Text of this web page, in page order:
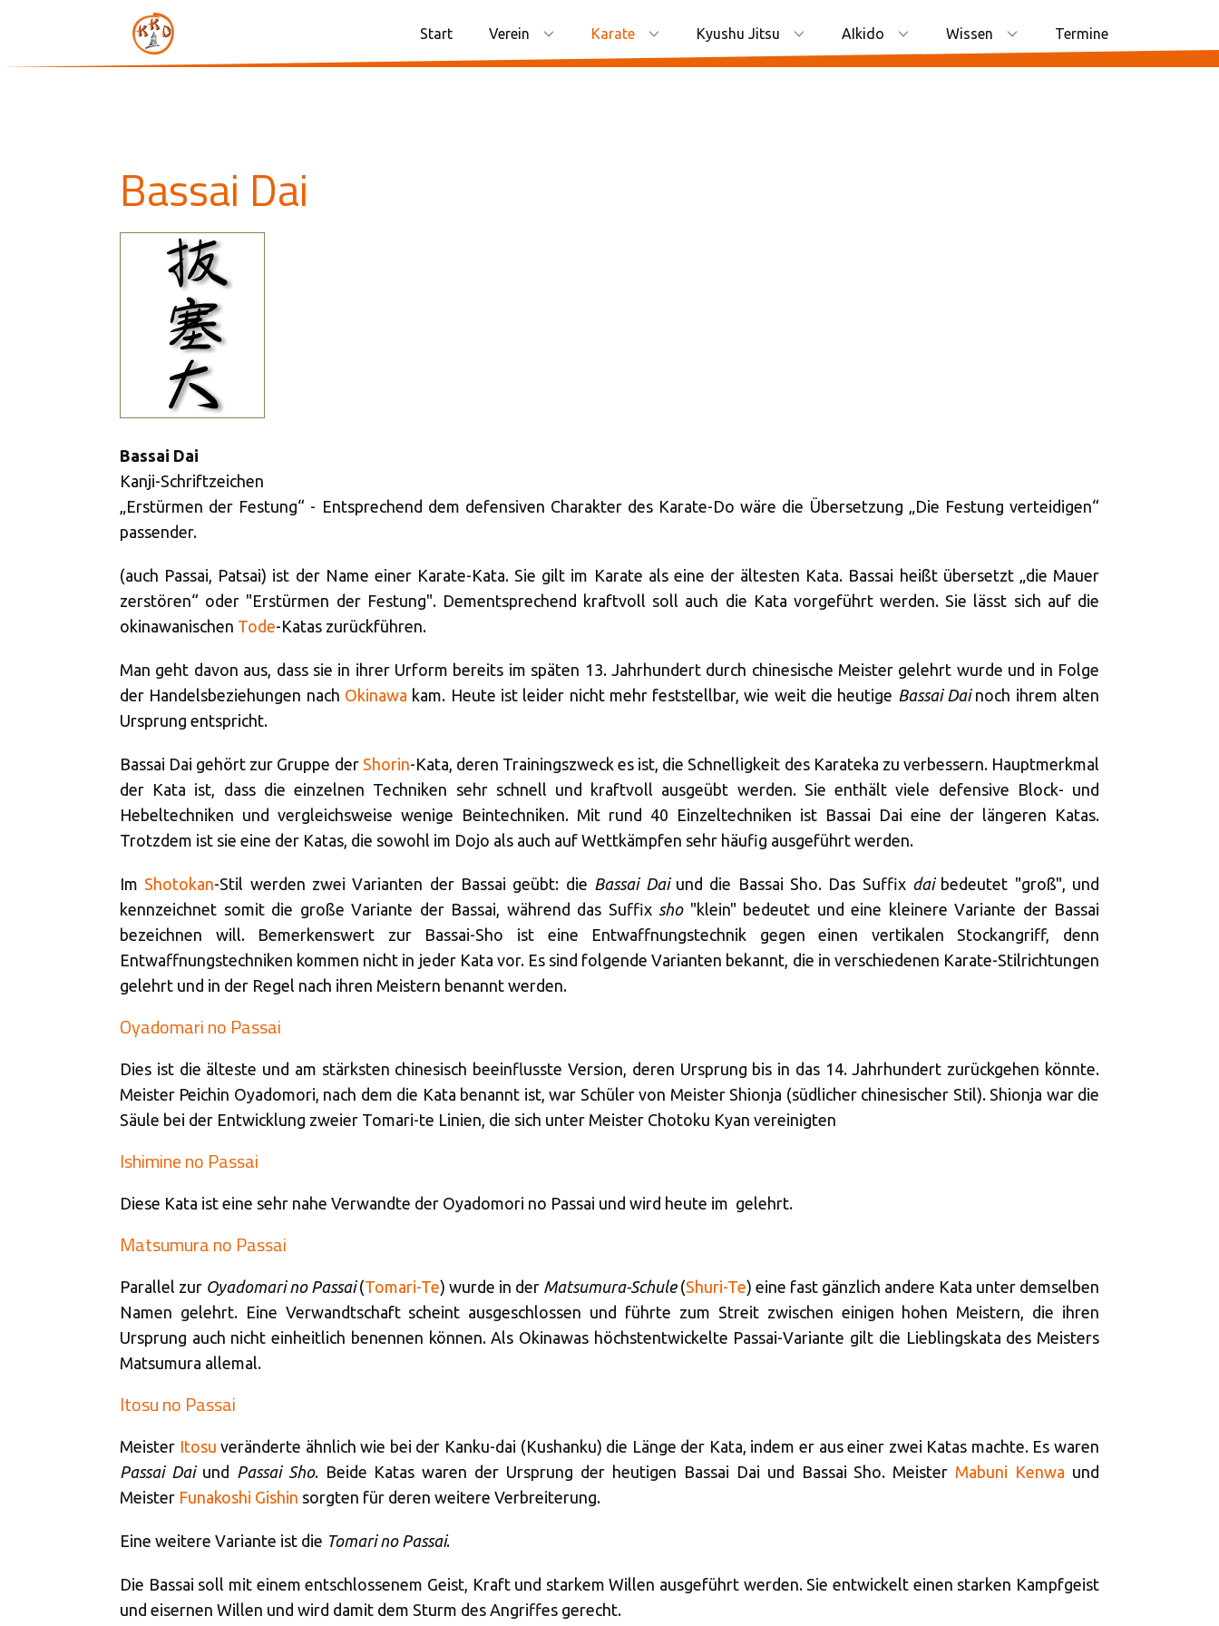
Start Verein Karate Kyushu Jitsu AIkido Wissen Termine
Bassai Dai
Bassai Dai
Kanji-Schriftzeichen
„Erstürmen der Festung“ - Entsprechend dem defensiven Charakter des Karate-Do wäre die Übersetzung „Die Festung verteidigen“
passender.
(auch Passai, Patsai) ist der Name einer Karate-Kata. Sie gilt im Karate als eine der ältesten Kata. Bassai heißt übersetzt „die Mauer
zerstören“ oder "Erstürmen der Festung". Dementsprechend kraftvoll soll auch die Kata vorgeführt werden. Sie lässt sich auf die
okinawanischen Tode-Katas zurückführen.
Man geht davon aus, dass sie in ihrer Urform bereits im späten 13. Jahrhundert durch chinesische Meister gelehrt wurde und in Folge
der Handelsbeziehungen nach Okinawa kam. Heute ist leider nicht mehr feststellbar, wie weit die heutige Bassai Dainoch ihrem alten
Ursprung entspricht.
Bassai Dai gehört zur Gruppe der Shorin-Kata, deren Trainingszweck es ist, die Schnelligkeit des Karateka zu verbessern. Hauptmerkmal
der Kata ist, dass die einzelnen Techniken sehr schnell und kraftvoll ausgeübt werden. Sie enthält viele defensive Block- und
Hebeltechniken und vergleichsweise wenige Beintechniken. Mit rund 40 Einzeltechniken ist Bassai Dai eine der längeren Katas.
Trotzdem ist sie eine der Katas, die sowohl im Dojo als auch auf Wettkämpfen sehr häufig ausgeführt werden.
Im Shotokan-Stil werden zwei Varianten der Bassai geübt: die Bassai Daiund die Bassai Sho. Das Suffix daibedeutet "groß", und
kennzeichnet somit die große Variante der Bassai, während das Suffix sho"klein" bedeutet und eine kleinere Variante der Bassai
bezeichnen will. Bemerkenswert zur Bassai-Sho ist eine Entwaffnungstechnik gegen einen vertikalen Stockangriff, denn
Entwaffnungstechniken kommen nicht in jeder Kata vor. Es sind folgende Varianten bekannt, die in verschiedenen Karate-Stilrichtungen
gelehrt und in der Regel nach ihren Meistern benannt werden.
Oyadomari no Passai
Dies ist die älteste und am stärksten chinesisch beeinflusste Version, deren Ursprung bis in das 14. Jahrhundert zurückgehen könnte.
Meister Peichin Oyadomori, nach dem die Kata benannt ist, war Schüler von Meister Shionja (südlicher chinesischer Stil). Shionja war die
Säule bei der Entwicklung zweier Tomari-te Linien, die sich unter Meister Chotoku Kyan vereinigten
Ishimine no Passai
Diese Kata ist eine sehr nahe Verwandte der Oyadomori no Passai und wird heute im gelehrt.
Matsumura no Passai
Parallel zur Oyadomari no Passai(Tomari-Te) wurde in der Matsumura-Schule(Shuri-Te) eine fast gänzlich andere Kata unter demselben
Namen gelehrt. Eine Verwandtschaft scheint ausgeschlossen und führte zum Streit zwischen einigen hohen Meistern, die ihren
Ursprung auch nicht einheitlich benennen können. Als Okinawas höchstentwickelte Passai-Variante gilt die Lieblingskata des Meisters
Matsumura allemal.
Itosu no Passai
Meister Itosu veränderte ähnlich wie bei der Kanku-dai (Kushanku) die Länge der Kata, indem er aus einer zwei Katas machte. Es waren
Passai Daiund Passai Sho. Beide Katas waren der Ursprung der heutigen Bassai Dai und Bassai Sho. Meister Mabuni Kenwa und
Meister Funakoshi Gishin sorgten für deren weitere Verbreiterung.
Eine weitere Variante ist die Tomari no Passai.
Die Bassai soll mit einem entschlossenem Geist, Kraft und starkem Willen ausgeführt werden. Sie entwickelt einen starken Kampfgeist
und eisernen Willen und wird damit dem Sturm des Angriffes gerecht.